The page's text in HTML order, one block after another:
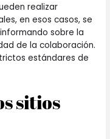
realizar
en esos casos, se
sobre la
de la colaboración.
estándares de
sitios